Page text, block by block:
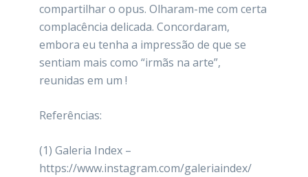
compartilhar o opus. Olharam-me com certa
complacência delicada. Concordaram,
embora eu tenha a impressão de que se
sentiam mais como “irmãs na arte”,
reunidas em um !
Referências:
(1) Galeria Index –
https://www.instagram.com/galeriaindex/